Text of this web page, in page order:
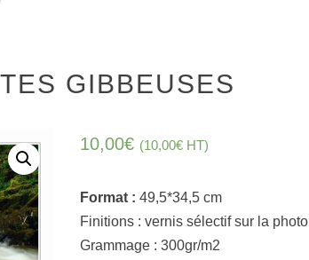
GIBBEUSES
10,00€ (10,00€ HT)
Format : 49,5*34,5 cm
Finitions :vernis sélectif sur la photo
Grammage :300gr/m2